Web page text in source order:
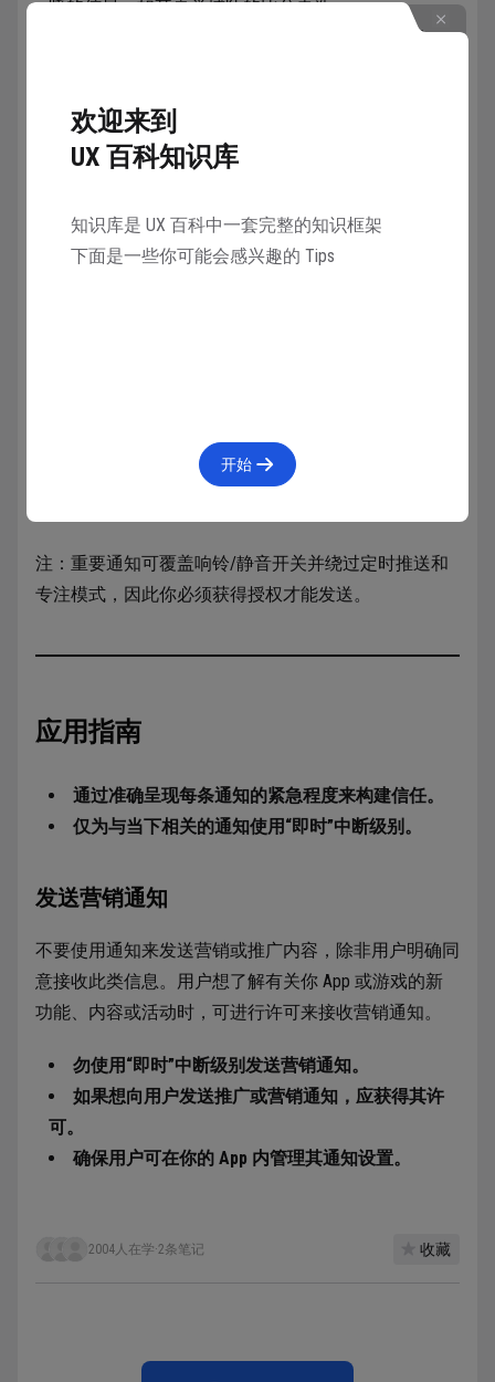
晓的信息，如其喜爱球队的比分更新。
即时。直接影响用户并需要其立即注意的信息，
其立即注意的紧急信息。重要通知极其少见，通常来
自政府和公共机构，或者帮助用户管理其健康或家庭
系统定义的每个中断级别中的通知提醒可表现为以下情
注：重要通知可覆盖响铃/静音开关并绕过定时推送和
专注模式，因此你必须获得授权才能发送。
应用指南
通过准确呈现每条通知的紧急程度来构建信任。
仅为与当下相关的通知使用“即时”中断级别。
发送营销通知
不要使用通知来发送营销或推广内容，除非用户明确同
意接收此类信息。用户想了解有关你 App 或游戏的新
功能、内容或活动时，可进行许可来接收营销通知。
勿使用“即时”中断级别发送营销通知。
如果想向用户发送推广或营销通知，应获得其许
可。
确保用户可在你的 App 内管理其通知设置。
2004人在学·2条笔记 收藏
欢迎来到
UX 百科知识库
知识库是 UX 百科中一套完整的知识框架
下面是一些你可能会感兴趣的 Tips
开始